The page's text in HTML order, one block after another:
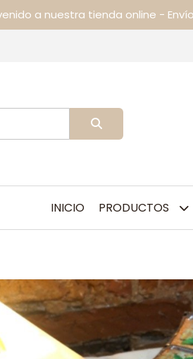
a nuestra tienda online -
INICIO PRODUCTOS